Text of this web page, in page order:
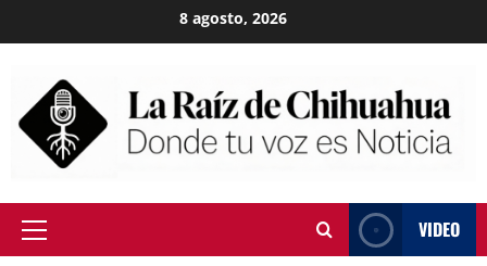
to
8 agosto, 2026
Primary
VIDEO